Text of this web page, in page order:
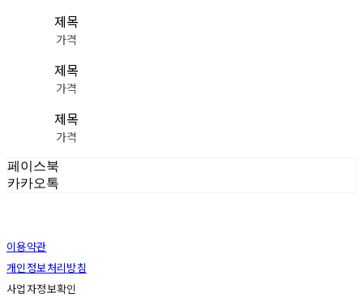
제목
가격
제목
가격
제목
가격
페이스북
카카오톡
이용약관
개인정보처리방침
사업자정보확인